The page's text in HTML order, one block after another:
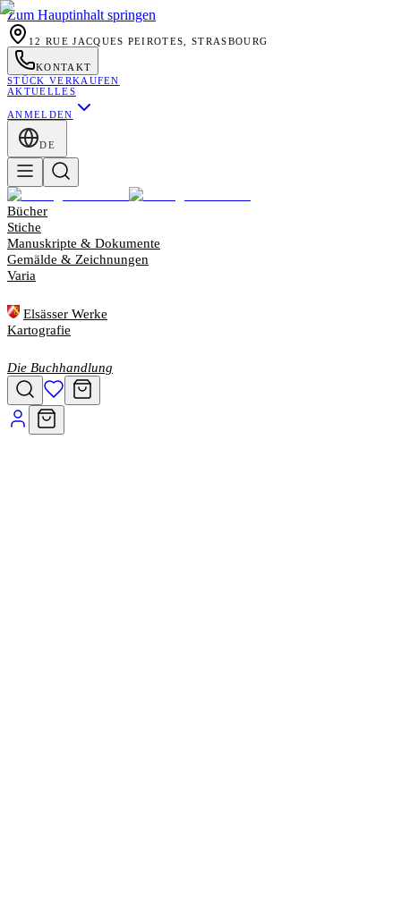
Zum Hauptinhalt springen
12 RUE JACQUES PEIROTES, STRASBOURG
KONTAKT
STÜCK VERKAUFEN
AKTUELLES
ANMELDEN
DE
Bücher
Stiche
Manuskripte & Dokumente
Gemälde & Zeichnungen
Varia
Elsässer Werke
Kartografie
Die Buchhandlung